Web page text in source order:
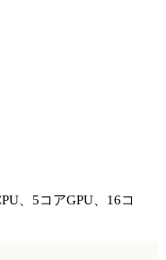
、5コアGPU、16コ